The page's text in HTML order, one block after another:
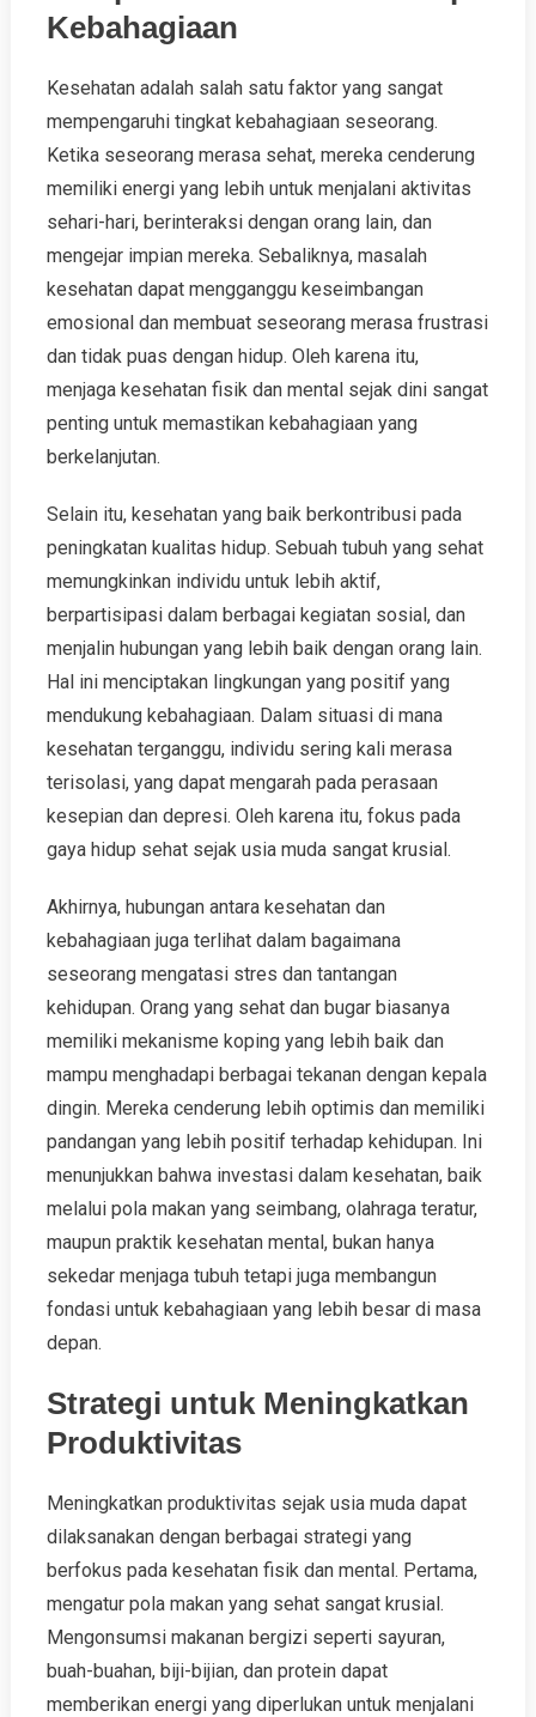
Kebahagiaan
Kesehatan adalah salah satu faktor yang sangat
mempengaruhi tingkat kebahagiaan seseorang.
Ketika seseorang merasa sehat, mereka cenderung
memiliki energi yang lebih untuk menjalani aktivitas
sehari-hari, berinteraksi dengan orang lain, dan
mengejar impian mereka. Sebaliknya, masalah
kesehatan dapat mengganggu keseimbangan
emosional dan membuat seseorang merasa frustrasi
dan tidak puas dengan hidup. Oleh karena itu,
menjaga kesehatan fisik dan mental sejak dini sangat
penting untuk memastikan kebahagiaan yang
berkelanjutan.
Selain itu, kesehatan yang baik berkontribusi pada
peningkatan kualitas hidup. Sebuah tubuh yang sehat
memungkinkan individu untuk lebih aktif,
berpartisipasi dalam berbagai kegiatan sosial, dan
menjalin hubungan yang lebih baik dengan orang lain.
Hal ini menciptakan lingkungan yang positif yang
mendukung kebahagiaan. Dalam situasi di mana
kesehatan terganggu, individu sering kali merasa
terisolasi, yang dapat mengarah pada perasaan
kesepian dan depresi. Oleh karena itu, fokus pada
gaya hidup sehat sejak usia muda sangat krusial.
Akhirnya, hubungan antara kesehatan dan
kebahagiaan juga terlihat dalam bagaimana
seseorang mengatasi stres dan tantangan
kehidupan. Orang yang sehat dan bugar biasanya
memiliki mekanisme koping yang lebih baik dan
mampu menghadapi berbagai tekanan dengan kepala
dingin. Mereka cenderung lebih optimis dan memiliki
pandangan yang lebih positif terhadap kehidupan. Ini
menunjukkan bahwa investasi dalam kesehatan, baik
melalui pola makan yang seimbang, olahraga teratur,
maupun praktik kesehatan mental, bukan hanya
sekedar menjaga tubuh tetapi juga membangun
fondasi untuk kebahagiaan yang lebih besar di masa
depan.
Strategi untuk Meningkatkan
Produktivitas
Meningkatkan produktivitas sejak usia muda dapat
dilaksanakan dengan berbagai strategi yang
berfokus pada kesehatan fisik dan mental. Pertama,
mengatur pola makan yang sehat sangat krusial.
Mengonsumsi makanan bergizi seperti sayuran,
buah-buahan, biji-bijian, dan protein dapat
memberikan energi yang diperlukan untuk menjalani